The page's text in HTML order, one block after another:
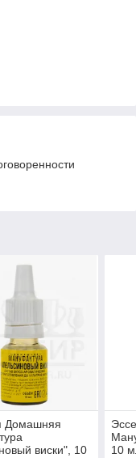
Домашняя
виски", 10
10